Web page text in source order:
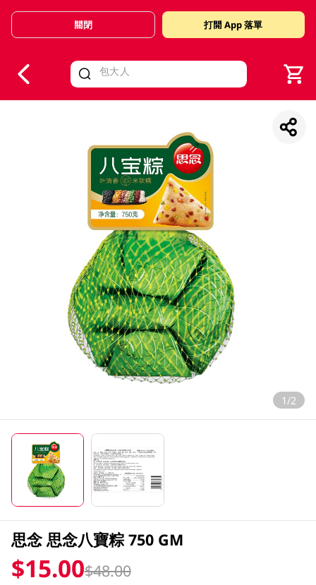
Valid Until 30 June 2026
關閉 打開 App 落單
1/2
思念 思念八寶粽 750 GM
$15.00$48.00